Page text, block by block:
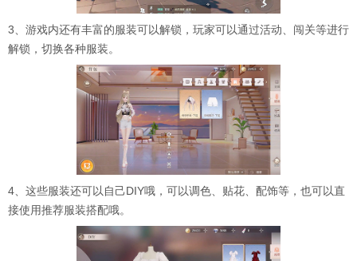
3、游戏内还有丰富的服装可以解锁，玩家可以通过活动、闯关等进行
解锁，切换各种服装。
4、这些服装还可以自己DIY哦，可以调色、贴花、配饰等，也可以直
接使用推荐服装搭配哦。